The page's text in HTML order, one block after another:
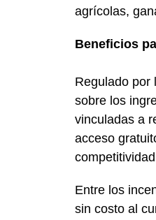
agrícolas,
Beneficios
Regulado por
sobre los
vinculadas a
acceso
Entre los
sin costo al